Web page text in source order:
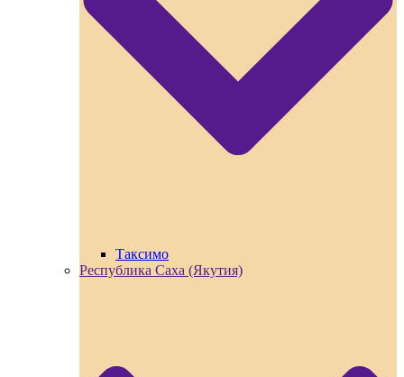
Таксимо
Республика Саха (Якутия)